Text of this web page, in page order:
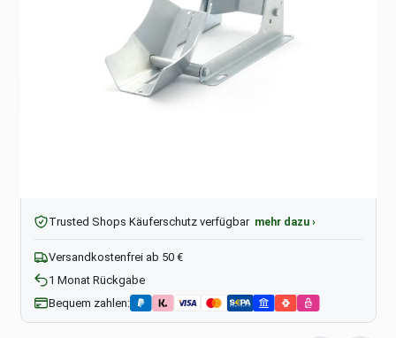
Versandkosten
In den Warenkorb
Trusted Shops Käuferschutz verfügbar mehr dazu ›
Versandkostenfrei ab 50 €
1 Monat Rückgabe
Bequem zahlen: